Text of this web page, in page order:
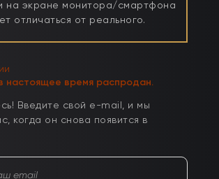
на экране монитора/смартфона
отличаться от реального.
настоящее время распродан.
Введите свой e-mail, и мы
когда он снова появится в